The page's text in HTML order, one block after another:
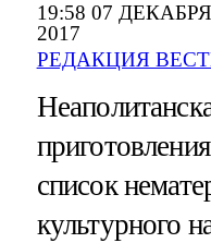
19:58 07 ДЕКАБРЯ
2017
РЕДАКЦИЯ
список
культурного